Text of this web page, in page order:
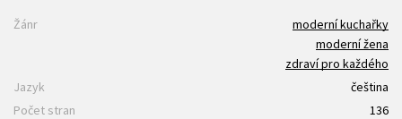
Žánr
moderní kuchařky
moderní žena
zdraví pro každého
Jazyk
čeština
Počet stran
136